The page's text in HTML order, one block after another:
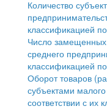
Здравоохранение
Социальная защита
Фотоальбом
Муниципальный
Муниципальные
Проекты
Антимонопольный
среднего
Информационная
среднего
Муниципальные
Количество
классификацией
Число замещенных
среднего
классификацией
Оборот товаров
субъектами
соответствии с их